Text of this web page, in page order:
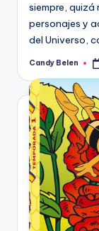
siempre, quizá
personajes y
del Universo,
Posted
Candy Belen